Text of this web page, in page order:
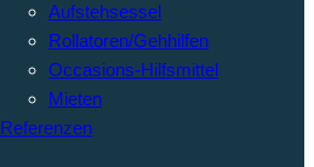
Aufstehsessel
Rollatoren/Gehhilfen
Occasions-Hilfsmittel
Mieten
Referenzen